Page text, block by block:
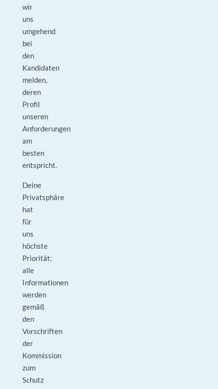
wir
uns
umgehend
bei
den
Kandidaten
melden,
deren
Profil
unseren
Anforderungen
am
besten
entspricht.
Deine
Privatsphäre
hat
für
uns
höchste
Priorität;
alle
Informationen
werden
gemäß
den
Vorschriften
der
Kommission
zum
Schutz